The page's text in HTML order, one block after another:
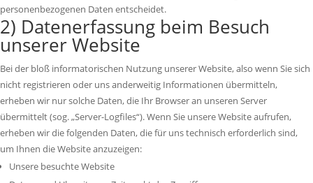
personenbezogenen Daten entscheidet.
2) Datenerfassung beim Besuch
unserer Website
Bei der bloß informatorischen Nutzung unserer Website, also wenn Sie sich
nicht registrieren oder uns anderweitig Informationen übermitteln,
erheben wir nur solche Daten, die Ihr Browser an unseren Server
übermittelt (sog. „Server-Logfiles“). Wenn Sie unsere Website aufrufen,
erheben wir die folgenden Daten, die für uns technisch erforderlich sind,
um Ihnen die Website anzuzeigen:
Unsere besuchte Website